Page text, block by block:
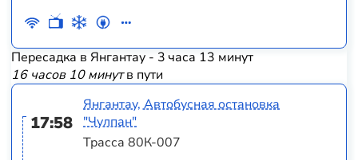
Пересадка в Янгантау - 3 часа 13 минут
16 часов 10 минутв пути
17:58
Янгантау, Автобусная остановка
"Чулпан"
Трасса 80К-007